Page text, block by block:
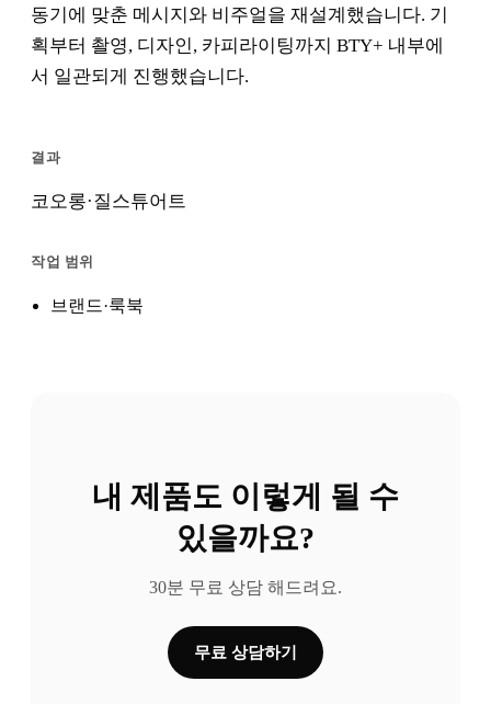
동기에 맞춘 메시지와 비주얼을 재설계했습니다. 기
획부터 촬영, 디자인, 카피라이팅까지 BTY+ 내부에
서 일관되게 진행했습니다.
결과
코오롱·질스튜어트
작업 범위
브랜드·룩북
내 제품도 이렇게 될 수
있을까요?
30분 무료 상담 해드려요.
무료 상담하기